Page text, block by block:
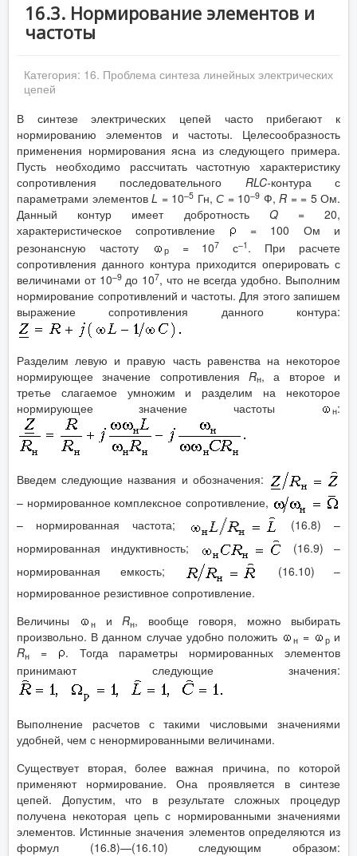
16.3. Нормирование элементов и
частоты
Категория: 16. Проблема синтеза линейных электрических
цепей
В синтезе электрических цепей часто прибегают к
нормированию элементов и частоты. Целесообразность
применения нормирования ясна из следующего примера.
Пусть необходимо рассчитать частотную характеристику
сопротивления последовательного RLC-контура с
параметрами элементов L = 10–5 Гн, С = 10–9 Ф, R = = 5 Ом.
Данный контур имеет добротность Q= 20,
характеристическое сопротивление
= 100 Ом и
резонансную частоту
р= 107 с–1 . При расчете
сопротивления данного контура приходится оперировать с
величинами от 10–9до 107, что не всегда удобно. Выполним
нормирование сопротивлений и частоты. Для этого запишем
выражение сопротивления данного контура:
Разделим левую и правую часть равенства на некоторое
нормирующее значение сопротивления Rн, а второе и
третье слагаемое умножим и разделим на некоторое
нормирующее значение частоты
н:
Введем следующие названия и обозначения:
– нормированное комплексное сопротивление,
– нормированная частота;
(16.8) –
нормированная индуктивность;
(16.9) –
нормированная емкость;
(16.10) –
нормированное резистивное сопротивление.
Величины
н иRн, вообще говоря, можно выбирать
произвольно. В данном случае удобно положить
н = ри
Rн =
. Тогда параметры нормированных элементов
принимают следующие значения:
Выполнение расчетов с такими числовыми значениями
удобней, чем с ненормированными величинами.
Существует вторая, более важная причина, по которой
применяют нормирование. Она проявляется в синтезе
цепей. Допустим, что в результате сложных процедур
получена некоторая цепь с нормированными значениями
элементов. Истинные значения элементов определяются из
формул (16.8)—(16.10) следующим образом: